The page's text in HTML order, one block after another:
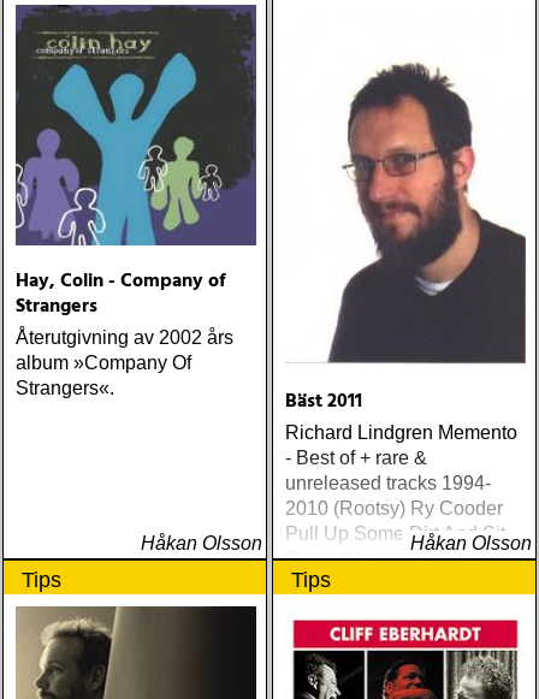
Hay, Colin - Company of
Strangers
Återutgivning av 2002 års
album »Company Of
Strangers«.
Håkan Olsson
Bäst 2011
Richard Lindgren Memento
- Best of + rare &
unreleased tracks 1994-
2010 (Rootsy) Ry Cooder
Pull Up Some Dirt And Sit
Down (Nonesuch) Tom
Russell Mesabi (Proper)
Mat and Walk (Rootsy)
Eilen Jewel Queen of the
Minor Key (Signature
Håkan Olsson
Tips Tips